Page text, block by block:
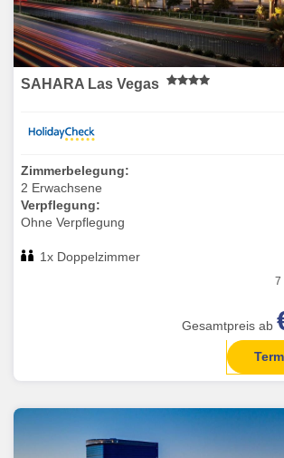
SAHARA Las Vegas
Zimmerbelegung:
2 Erwachsene
Verpflegung:
Ohne Verpflegung
1x Doppelzimmer
7
Gesamtpreis ab